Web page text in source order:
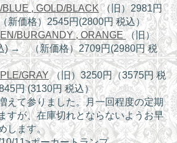
, GOLD/BLACK（旧）2981円
価格）2545円(2800円 税込）
BURGANDY , ORANGE（旧）
) → （新価格）2709円(2980円 税
GRAY（旧）3250円（3575円 税
円 (3130円 税込）
えて参りました。月一回程度の定期
すが、在庫切れとならないようお早
します。